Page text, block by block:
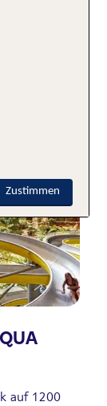
auf 1200
Zustimmen